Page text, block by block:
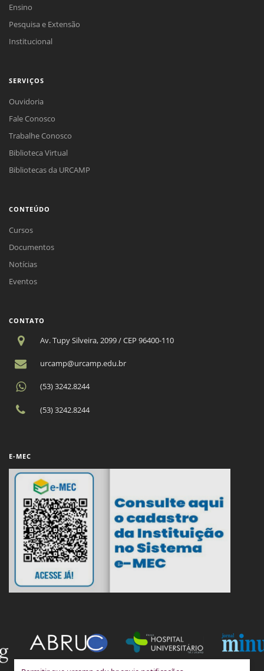
Ensino
Pesquisa e Extensão
Institucional
SERVIÇOS
Ouvidoria
Fale Conosco
Trabalhe Conosco
Biblioteca Virtual
Bibliotecas da URCAMP
CONTEÚDO
Cursos
Documentos
Notícias
Eventos
CONTATO
Av. Tupy Silveira, 2099 / CEP 96400-110
urcamp@urcamp.edu.br
(53) 3242.8244
(53) 3242.8244
E-MEC